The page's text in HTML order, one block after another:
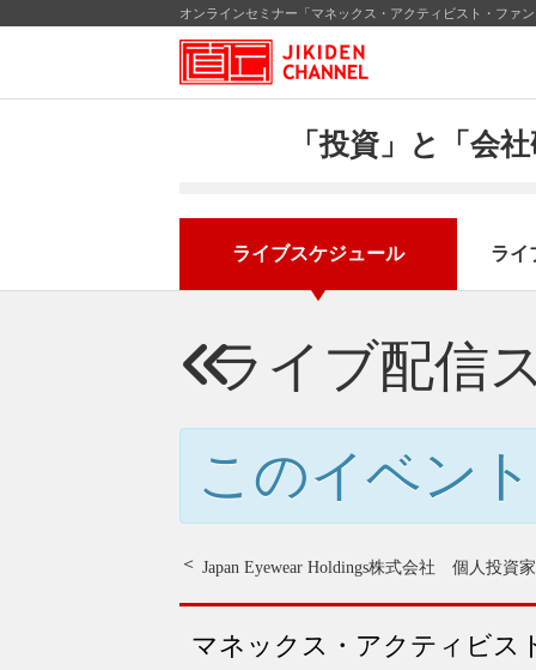
オンラインセミナー「マネックス・アクティビスト・ファ
「投資」と「会
ライブスケジュール ライ
ライブ配信
このイベン
Japan Eyewear Holdings株式会社 個人投資
マネックス・アクティビス